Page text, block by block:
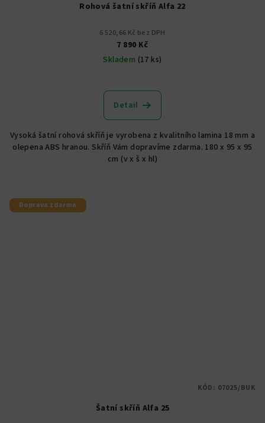
Rohová šatní skříň Alfa 22
6 520,66 Kč bez DPH
7 890 Kč
Skladem (17 ks)
hodnocení
produktu
z
5
hvězdiček.
Detail
Vysoká šatní rohová skříň je vyrobena z kvalitního lamina 18 mm a
olepena ABS hranou. Skříň Vám dopravíme zdarma. 180 x 95 x 95
cm (v x š x hl)
Doprava zdarma
Šatní skříň Alfa 25
KÓD: 07025/BUK